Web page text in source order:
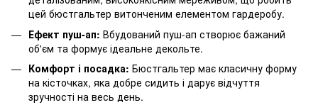
цей бюстгальтер витонченим елементом гардеробу.
Ефект пуш-ап: Вбудований пуш-ап створює бажаний
об'єм та формує ідеальне декольте.
Комфорт і посадка: Бюстгальтер має класичну форму
на кісточках, яка добре сидить і дарує відчуття
зручності на весь день.